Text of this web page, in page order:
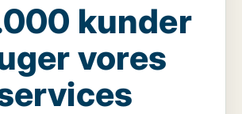
kunder
vores